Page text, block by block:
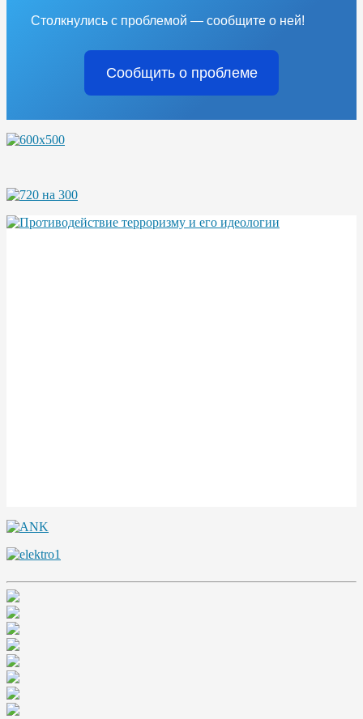
Столкнулись с проблемой — сообщите о ней!
Сообщить о проблеме